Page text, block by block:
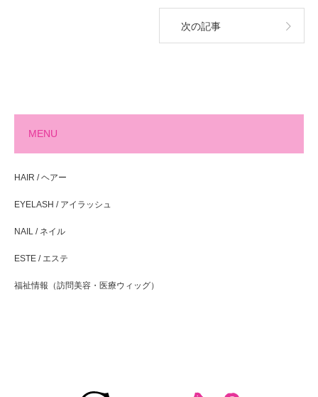
次の記事
MENU
HAIR / ヘアー
EYELASH / アイラッシュ
NAIL / ネイル
ESTE / エステ
福祉情報（訪問美容・医療ウィッグ）